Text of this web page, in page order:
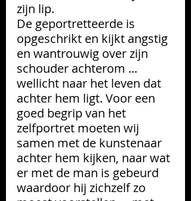
zijn lip.
De geportretteerde is
opgeschrikt en kijkt angstig
en wantrouwig over zijn
schouder achterom ...
wellicht naar het leven dat
achter hem ligt. Voor een
goed begrip van het
zelfportret moeten wij
samen met de kunstenaar
achter hem kijken, naar wat
er met de man is gebeurd
waardoor hij zichzelf zo